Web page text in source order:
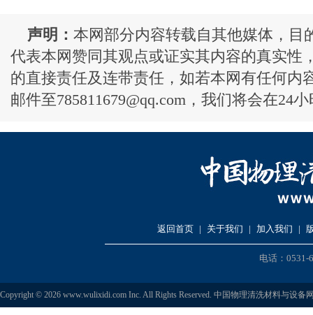
声明： 本网部分内容转载自其他媒体，目
代表本网赞同其观点或证实其内容的真实性
的直接责任及连带责任，如若本网有任何内
邮件至785811679@qq.com，我们将会在24
返回首页 | 关于我们 | 加入我们 |
电话：
Copyright © 2026 www.wulixidi.com Inc. All Rights Reserved. 中国物理清洗材料与设